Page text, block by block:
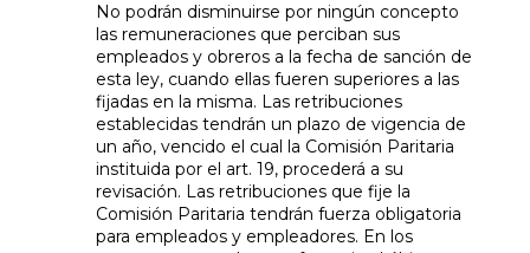
No podrán disminuirse por ningún concepto
las remuneraciones que perciban sus
empleados y obreros a la fecha de sanción de
esta ley, cuando ellas fueren superiores a las
fijadas en la misma. Las retribuciones
establecidas tendrán un plazo de vigencia de
un año, vencido el cual la Comisión Paritaria
instituida por el art. 19, procederá a su
revisación. Las retribuciones que fije la
Comisión Paritaria tendrán fuerza obligatoria
para empleados y empleadores. En los